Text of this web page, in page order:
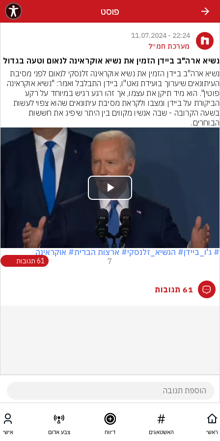
פוסט
22:24 - 11.07.2024
מערכת חמ״ל
נשיא ארה"ב ביידן הזמין את נשיא אוקראינה לנאום וטעה בגדול
נשיא ארה"ב ביידן הזמין את נשיא אוקראינה זלנסקי לנאום לפני מסיבת
פוטין". הוא מיד תיקן את עצמו, אך זהו רגע רגיש במיוחד על רקע
בשעה הקרובה - שבה אנשיו מקווים בין היתר שיפיג את חששות
הבוחרים.
Play
Video
# ג'ו_ביידן# הנשיא_זלנסקי# ארצות הברית# אוקראינה
7 61 תגובות
61 תגובות
ראשי האשטאגים דיווח צבע אדום אישי